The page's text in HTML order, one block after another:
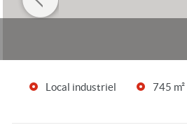
Local industriel 745 m²